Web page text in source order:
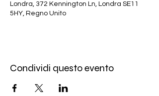
Londra, 372 Kennington Ln, Londra SE11
5HY, Regno Unito
Condividi questo evento